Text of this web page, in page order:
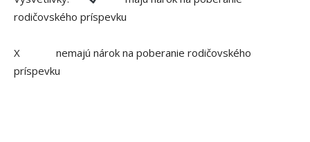
rodičovského príspevku
X nemajú nárok na poberanie rodičovského
príspevku